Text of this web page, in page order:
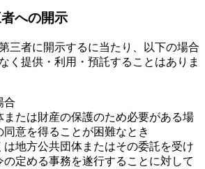
への開示
三者に開示するに当たり、以下の場合
く提供・利用・預託することはありま
合
または財産の保護のため必要がある場
意を得ることが困難なとき
は地方公共団体またはその委託を受け
の定める事務を遂行することに対して